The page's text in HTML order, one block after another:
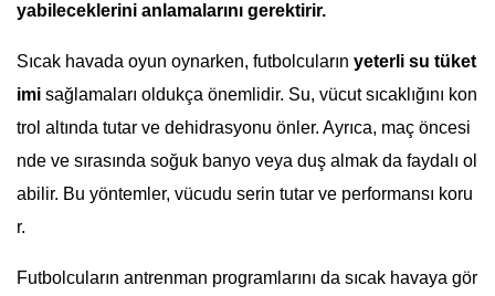
yabileceklerini anlamalarını gerektirir.
Sıcak havada oyun oynarken, futbolcuların yeterli su tüket
imi sağlamaları oldukça önemlidir. Su, vücut sıcaklığını kon
trol altında tutar ve dehidrasyonu önler. Ayrıca, maç öncesi
nde ve sırasında soğuk banyo veya duş almak da faydalı ol
abilir. Bu yöntemler, vücudu serin tutar ve performansı koru
r.
Futbolcuların antrenman programlarını da sıcak havaya gör